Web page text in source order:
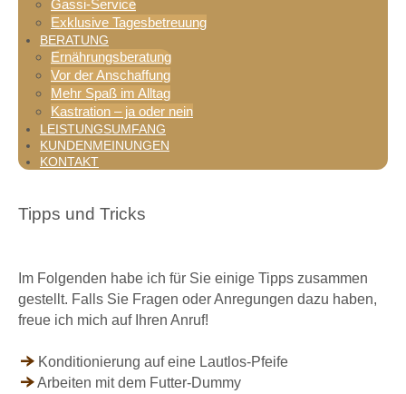
Gassi-Service
Exklusive Tagesbetreuung
BERATUNG
Ernährungsberatung
Vor der Anschaffung
Mehr Spaß im Alltag
Kastration – ja oder nein
LEISTUNGSUMFANG
KUNDENMEINUNGEN
KONTAKT
Tipps und Tricks
Im Folgenden habe ich für Sie einige Tipps zusammen
gestellt. Falls Sie Fragen oder Anregungen dazu haben,
freue ich mich auf Ihren Anruf!
Konditionierung auf eine Lautlos-Pfeife
Arbeiten mit dem Futter-Dummy